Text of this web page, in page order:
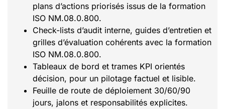
plans d’actions priorisés issus de la formation
ISO NM.08.0.800.
Check-lists d’audit interne, guides d’entretien et
grilles d’évaluation cohérents avec la formation
ISO NM.08.0.800.
Tableaux de bord et trames KPI orientés
décision, pour un pilotage factuel et lisible.
Feuille de route de déploiement 30/60/90
jours, jalons et responsabilités explicites.